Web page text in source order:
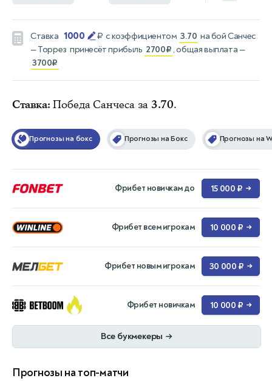
Ставка 1000 ₽ с коэффициентом 3.70 на бойСанчес
— Торрез принесёт прибыль 2700₽ , общая выплата —
3700₽
Ставка: Победа Санчеса за 3.70.
Прогнозы на бокс Прогнозы на Бокс Прогнозы на
Фрибет новичкам до 15 000 ₽ →
Фрибет всем игрокам 10 000 ₽ →
Фрибет новым игрокам 30 000 ₽ →
Фрибет новичкам 10 000 ₽ →
Все букмекеры →
Прогнозы на топ-матчи